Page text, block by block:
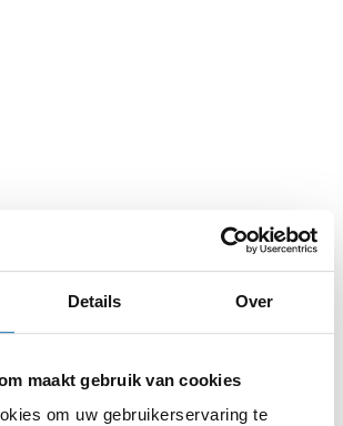
Details Over
maakt gebruik van cookies
om uw gebruikerservaring te